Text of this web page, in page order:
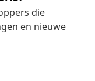
die
en nieuwe